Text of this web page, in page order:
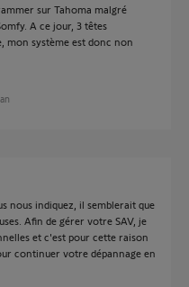
sur Tahoma malgré
A ce jour, 3 têtes
mon système est donc non
nous indiquez, il semblerait que
Afin de gérer votre SAV, je
et c'est pour cette raison
continuer votre dépannage en